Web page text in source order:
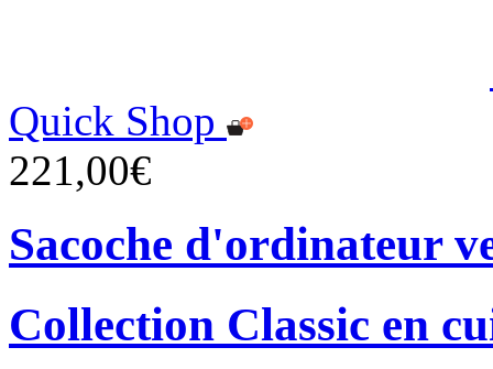
Quick Shop
221,00€
Sacoche d'ordinateur
Collection Classic en